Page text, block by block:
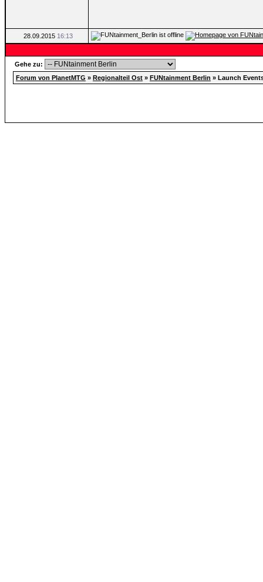
28.09.2015 16:13
Gehe zu:
Forum von PlanetMTG » Regionalteil Ost » FUNtainment Berlin » Launch